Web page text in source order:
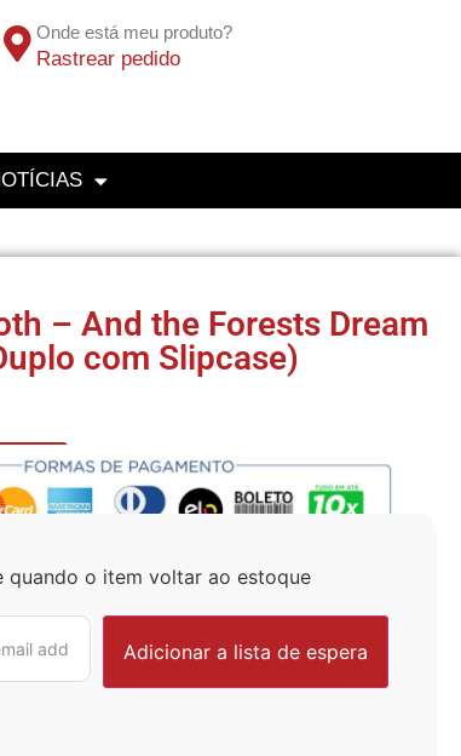
Onde está meu produto?
Rastrear pedido
– And the Forests Dream
com Slipcase)
quando o item voltar ao estoque